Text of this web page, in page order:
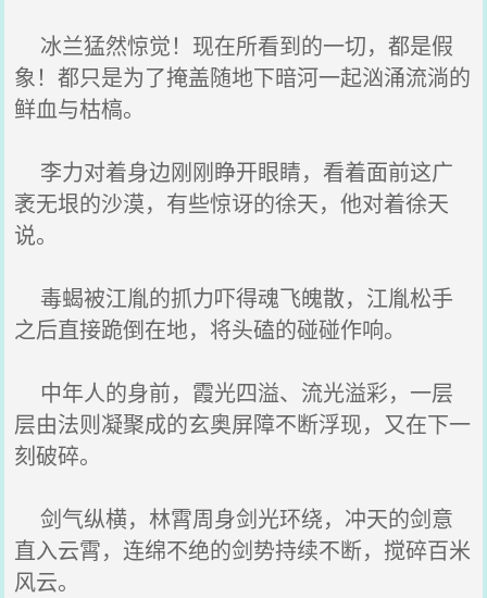
冰兰猛然惊觉！现在所看到的一切，都是假
象！都只是为了掩盖随地下暗河一起汹涌流淌的
鲜血与枯槁。
李力对着身边刚刚睁开眼睛，看着面前这广
袤无垠的沙漠，有些惊讶的徐天，他对着徐天
说。
毒蝎被江胤的抓力吓得魂飞魄散，江胤松手
之后直接跪倒在地，将头磕的碰碰作响。
中年人的身前，霞光四溢、流光溢彩，一层
层由法则凝聚成的玄奥屏障不断浮现，又在下一
刻破碎。
剑气纵横，林霄周身剑光环绕，冲天的剑意
直入云霄，连绵不绝的剑势持续不断，搅碎百米
风云。